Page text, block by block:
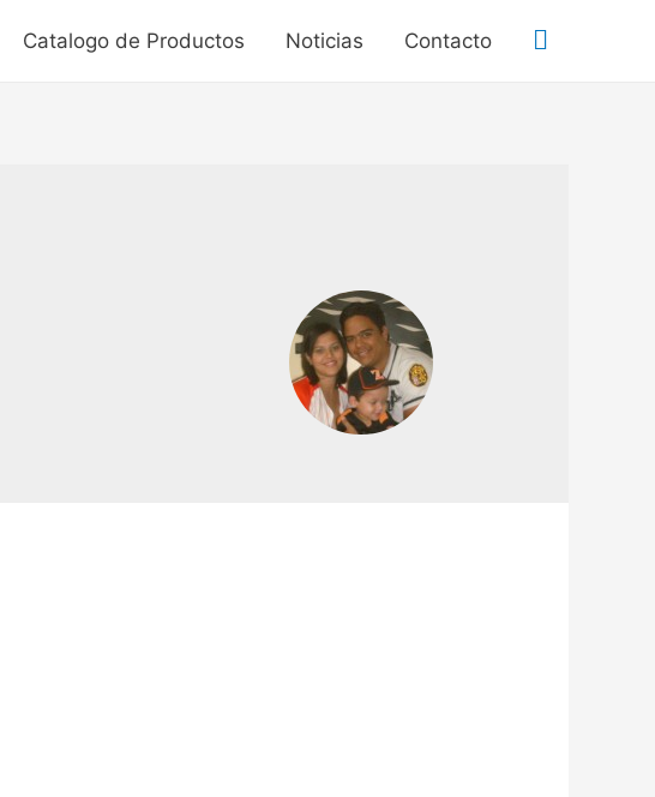
Catalogo de Productos Noticias Contacto